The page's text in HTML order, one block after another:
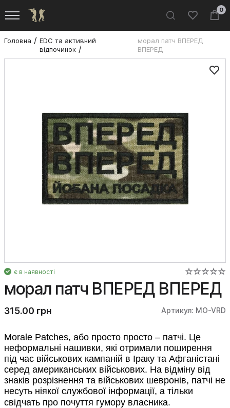
0
Головна
EDC та активний
відпочинок
морал патч ВПЕРЕД
ВПЕРЕД
є в наявності
морал патч ВПЕРЕД ВПЕРЕД
315.00 грн Артикул: MO-VRD
Morale Patches, або просто просто – патчі. Це
неформальні нашивки, які отримали поширення
під час військових кампаній в Іраку та Афганістані
серед американських військових. На відміну від
знаків розрізнення та військових шевронів, патчі не
несуть ніякої службової інформації, а тільки
свідчать про почуття гумору власника.